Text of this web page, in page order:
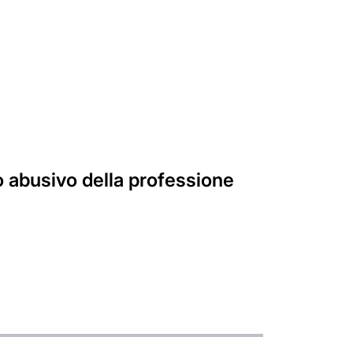
abusivo della professione